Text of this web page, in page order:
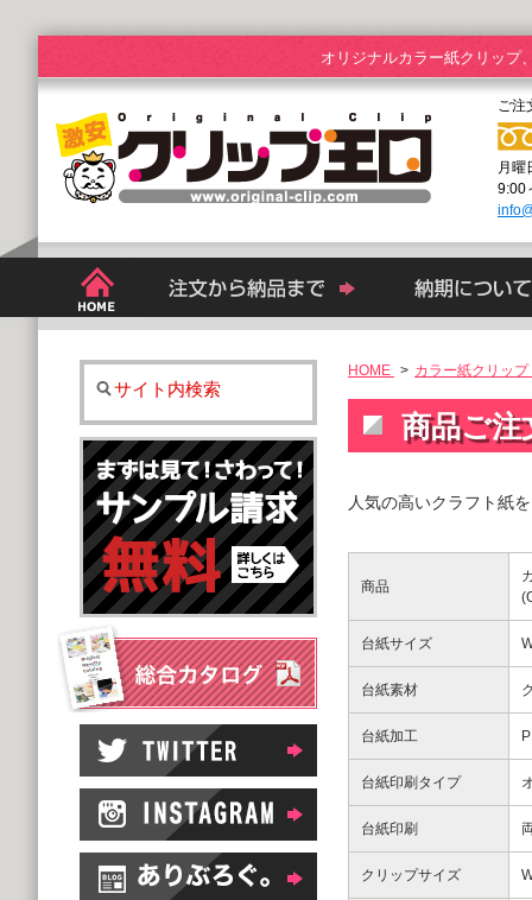
オリジナルカラー紙クリッ
ご注
月曜
9:00
HOME > カラー紙クリッ
商品ご注
人気の高いクラフト紙
商品
台紙サイズ
台紙素材
台紙加工
台紙印刷タイプ
台紙印刷
クリップサイズ
サイト内検索